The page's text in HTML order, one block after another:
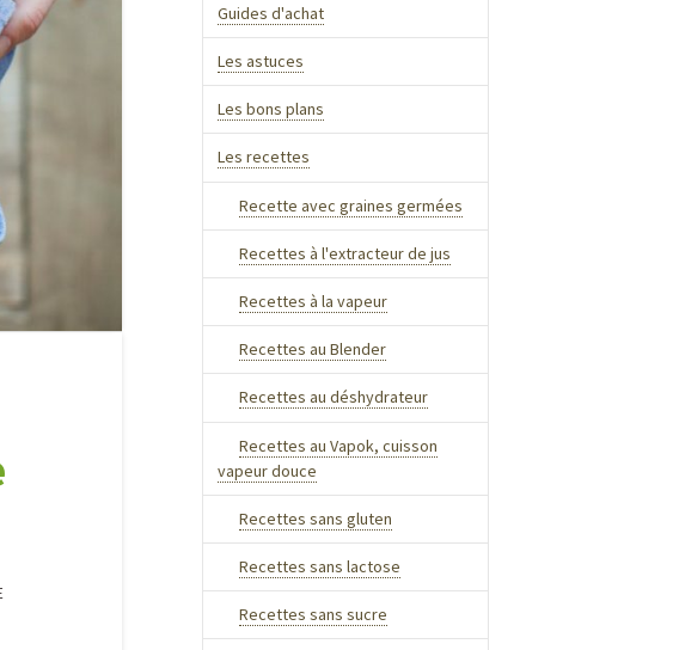
Guides d'achat
Les astuces
Les bons plans
Les recettes
Recette avec graines germées
Recettes à l'extracteur de jus
Recettes à la vapeur
Recettes au Blender
Recettes au déshydrateur
Recettes au Vapok, cuisson
vapeur douce
Recettes sans gluten
Recettes sans lactose
Recettes sans sucre